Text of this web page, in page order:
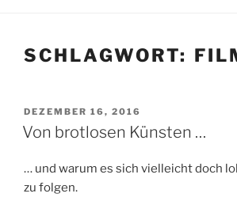
SCHLAGWORT:
VERÖFFENTLICHT
AM
DEZEMBER 16, 2016
Von brotlosen Künsten …
… und warum es sich vielleicht doch
zu folgen.